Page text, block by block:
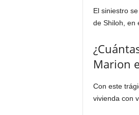
El siniestro
de Shiloh, en
Marion
Con este
vivienda con